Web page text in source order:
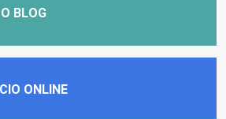
BLOG
ONLINE